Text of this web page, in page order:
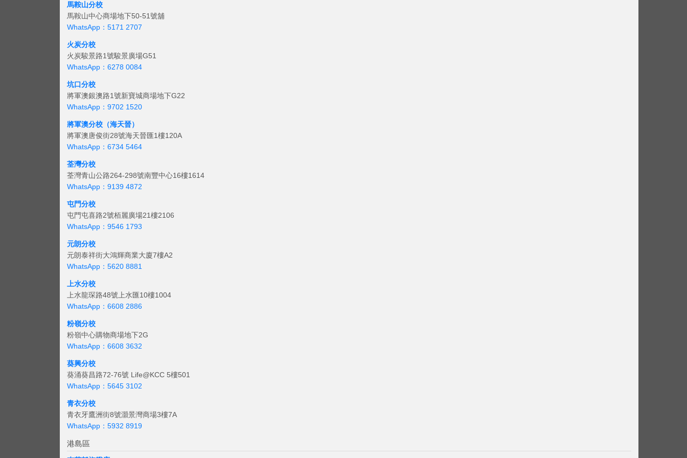
馬鞍山分校
馬鞍山中心商場地下50-51號舖
WhatsApp：5171 2707
火炭分校
火炭駿景路1號駿景廣場G51
WhatsApp：6278 0084
坑口分校
將軍澳銀澳路1號新寶城商場地下G22
WhatsApp：9702 1520
將軍澳分校（海天晉）
將軍澳唐俊街28號海天晉匯1樓120A
WhatsApp：6734 5464
荃灣分校
荃灣青山公路264-298號南豐中心16樓1614
WhatsApp：9139 4872
屯門分校
屯門屯喜路2號栢麗廣場21樓2106
WhatsApp：9546 1793
元朗分校
元朗泰祥街大鴻輝商業大廈7樓A2
WhatsApp：5620 8881
上水分校
上水龍琛路48號上水匯10樓1004
WhatsApp：6608 2886
粉嶺分校
粉嶺中心購物商場地下2G
WhatsApp：6608 3632
葵興分校
葵涌葵昌路72-76號 Life@KCC 5樓501
WhatsApp：5645 3102
青衣分校
青衣牙鷹洲街8號灝景灣商場3樓7A
WhatsApp：5932 8919
港島區